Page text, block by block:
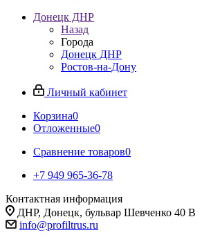
Донецк ДНР
Назад
Города
Донецк ДНР
Ростов-на-Дону
Личный кабинет
Корзина0
Отложенные0
Сравнение товаров0
+7 949 965-36-78
Контактная информация
ДНР, Донецк, бульвар Шевченко 40 В
info@profiltrus.ru